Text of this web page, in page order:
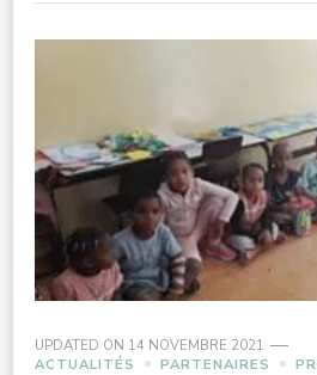
UPDATED ON 14 NOVEMBRE 2021
ACTUALITÉS
PARTENAIRES